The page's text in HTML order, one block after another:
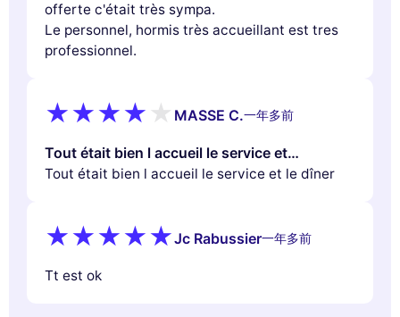
offerte c'était très sympa.
Le personnel, hormis très accueillant est tres
professionnel.
MASSE C.一年多前
Tout était bien l accueil le service et…
Tout était bien l accueil le service et le dîner
Jc Rabussier一年多前
Tt est ok